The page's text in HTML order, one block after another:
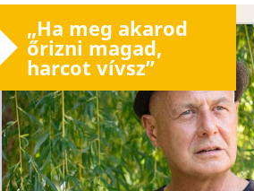
„Ha meg akarod
őrizni magad,
harcot vívsz”